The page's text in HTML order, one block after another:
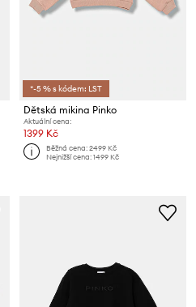
*-5 % s kódem: LST
Dětská mikina Pinko
Aktuální cena:
1399 Kč
Běžná cena:2499 Kč
Nejnižší cena:1499 Kč